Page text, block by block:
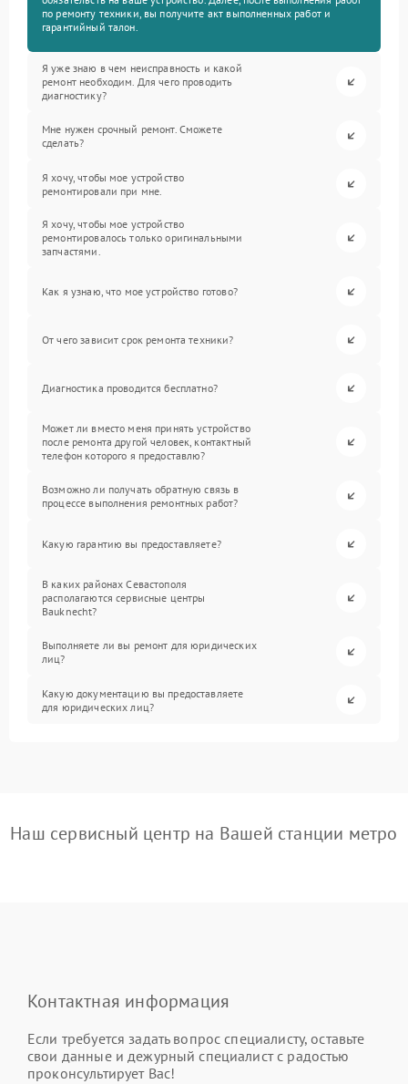
по ремонту техники, вы получите акт выполненных работ и
гарантийный талон.
Я уже знаю в чем неисправность и какой
ремонт необходим. Для чего проводить
диагностику?
Мне нужен срочный ремонт. Сможете
сделать?
Я хочу, чтобы мое устройство
ремонтировали при мне.
Я хочу, чтобы мое устройство
ремонтировалось только оригинальными
запчастями.
Как я узнаю, что мое устройство готово?
От чего зависит срок ремонта техники?
Диагностика проводится бесплатно?
Может ли вместо меня принять устройство
после ремонта другой человек, контактный
телефон которого я предоставлю?
Возможно ли получать обратную связь в
процессе выполнения ремонтных работ?
Какую гарантию вы предоставляете?
В каких районах Севастополя
располагаются сервисные центры
Bauknecht?
Выполняете ли вы ремонт для юридических
лиц?
Какую документацию вы предоставляете
для юридических лиц?
Наш сервисный центр на Вашей станции метро
Контактная информация
Если требуется задать вопрос специалисту, оставьте
свои данные и дежурный специалист с радостью
проконсультирует Вас!